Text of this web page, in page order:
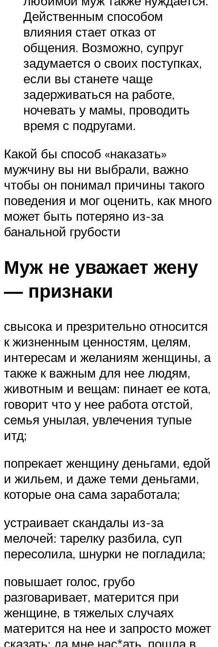
Действенным способом
влияния стает отказ от
общения. Возможно, супруг
задумается о своих поступках,
если вы станете чаще
задерживаться на работе,
ночевать у мамы, проводить
время с подругами.
Какой бы способ «наказать»
мужчину вы ни выбрали, важно
чтобы он понимал причины такого
поведения и мог оценить, как много
может быть потеряно из-за
банальной грубости
Муж не уважает жену
— признаки
свысока и презрительно относится
к жизненным ценностям, целям,
интересам и желаниям женщины, а
также к важным для нее людям,
животным и вещам: пинает ее кота,
говорит что у нее работа отстой,
семья унылая, увлечения тупые
итд;
попрекает женщину деньгами, едой
и жильем, и даже теми деньгами,
которые она сама заработала;
устраивает скандалы из-за
мелочей: тарелку разбила, суп
пересолила, шнурки не погладила;
повышает голос, грубо
разговаривает, матерится при
женщине, в тяжелых случаях
матерится на нее и запросто может
сказать: да мне нас*ать, пошла в